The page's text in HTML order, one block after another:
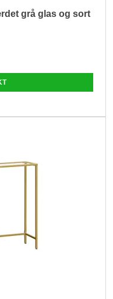
grå glas og sort